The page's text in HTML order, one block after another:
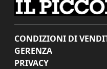
CONDIZIONI DI
GERENZA
PRIVACY